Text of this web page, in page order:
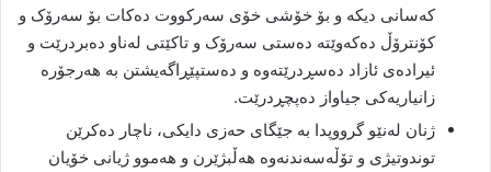
کەسانی دیکە و بۆ خۆشی خۆی سەرکووت دەکات بۆ سەرۆک و
کۆنترۆڵ دەکەوێتە دەستی سەرۆک و تاکێتی لەناو دەبردرێت و
ئیرادەی ئازاد دەسڕدرێتەوە و دەستپێڕاگەیشتن بە هەرجۆرە
زانیاریەکی جیاواز دەپچڕدرێت.
ژنان لەنێو گرووپدا بە جێگای حەزی دایکی، ناچار دەکرێن
توندوتیژی و تۆڵەسەندنەوە هەڵبژێرن و هەموو ژیانی خۆیان